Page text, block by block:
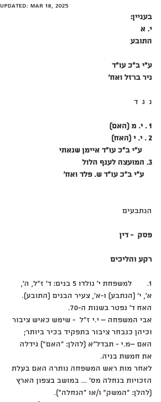
Updated: Mar 18, 2025
בעניין:
י. א
התובע
ע"י ב"כ עו"ד
ניר ברזל ואח'
נ  ג  ד
1 . י. מ (האם)
2 . י. י (האח)
3. המועצה לענף הלול
הנתבעים
פסק  - דין
רקע והליכים
1. 	למשפחת י' נולדו 5 בנים: ד' ז"ל, ה',
א', י' (הנתבע) ו-א', צעיר הבנים (התובע).
האח ד' נפטר בשנות ה-70.
אבי המשפחה – י.י ז"ל  - שימש כאיש ציבור
וכיהן כנבחר ציבור בתפקיד בכיר ביותר;
האם –מ.י - תבדל"א (להלן: "האם") גידלה
את חמשת בניה.
לאחר מות ראש המשפחה נותרה האם בעלת
הזכויות בנחלה מס' ... במושב בצפון הארץ
(להלן: "המשק" ו/או "הנחלה").